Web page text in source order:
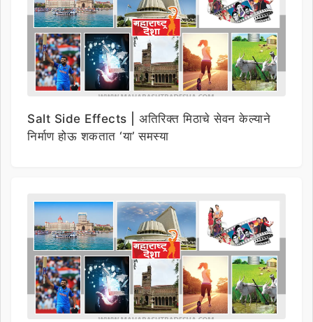
Salt Side Effects | अतिरिक्त मिठाचे सेवन केल्याने
निर्माण होऊ शकतात ‘या’ समस्या